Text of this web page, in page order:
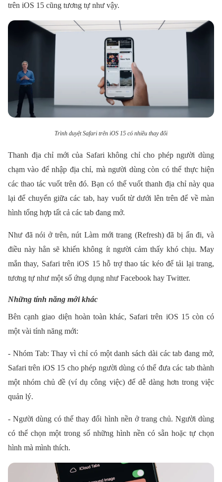
trên iOS 15 cũng tương tự như vậy.
Trình duyệt Safari trên iOS 15 có nhiều thay đổi
Thanh địa chỉ mới của Safari không chỉ cho phép người dùng
chạm vào để nhập địa chỉ, mà người dùng còn có thể thực hiện
các thao tác vuốt trên đó. Bạn có thể vuốt thanh địa chỉ này qua
lại để chuyển giữa các tab, hay vuốt từ dưới lên trên để về màn
hình tổng hợp tất cả các tab đang mở.
Như đã nói ở trên, nút Làm mới trang (Refresh) đã bị ẩn đi, và
điều này hẳn sẽ khiến không ít người cảm thấy khó chịu. May
mắn thay, Safari trên iOS 15 hỗ trợ thao tác kéo để tải lại trang,
tương tự như một số ứng dụng như Facebook hay Twitter.
Những tính năng mới khác
Bên cạnh giao diện hoàn toàn khác, Safari trên iOS 15 còn có
một vài tính năng mới:
- Nhóm Tab: Thay vì chỉ có một danh sách dài các tab đang mở,
Safari trên iOS 15 cho phép người dùng có thể đưa các tab thành
một nhóm chủ đề (ví dụ công việc) để dễ dàng hơn trong việc
quản lý.
- Người dùng có thể thay đổi hình nền ở trang chủ. Người dùng
có thể chọn một trong số những hình nền có sẵn hoặc tự chọn
hình mà mình thích.